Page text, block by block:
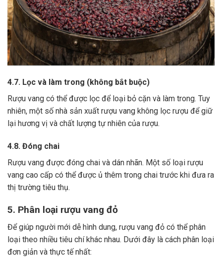
4.7. Lọc và làm trong (không bắt buộc)
Rượu vang có thể được lọc để loại bỏ cặn và làm trong. Tuy
nhiên, một số nhà sản xuất rượu vang không lọc rượu để giữ
lại hương vị và chất lượng tự nhiên của rượu.
4.8. Đóng chai
Rượu vang được đóng chai và dán nhãn. Một số loại rượu
vang cao cấp có thể được ủ thêm trong chai trước khi đưa ra
thị trường tiêu thụ.
5. Phân loại rượu vang đỏ
Để giúp người mới dễ hình dung, rượu vang đỏ có thể phân
loại theo nhiều tiêu chí khác nhau. Dưới đây là cách phân loại
đơn giản và thực tế nhất: